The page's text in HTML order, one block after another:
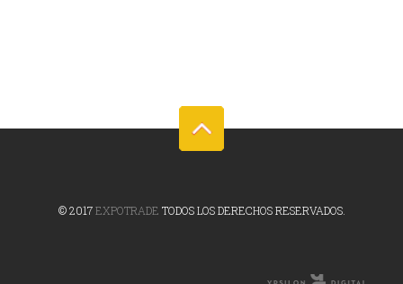
© 2017EXPOTRADE TODOS LOS DERECHOS RESERVADOS.